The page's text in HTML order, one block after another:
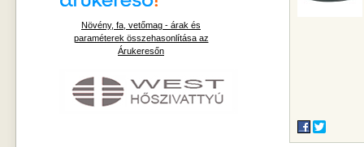
Növény, fa, vetőmag - árak és
paraméterek összehasonlítása az
Árukeresőn